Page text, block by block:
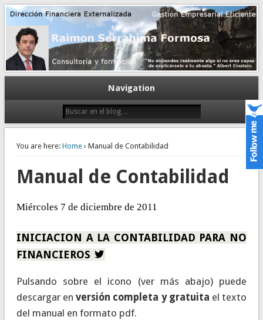
Dirección financiera de la PyME
Gestión empresarial eficiente. Dirección financiera externalizada.
Navigation
You are here: Home› Manual de Contabilidad
Manual de Contabilidad
Miércoles 7 de diciembre de 2011
INICIACION A LA CONTABILIDAD PARA NO
FINANCIEROS
Pulsando sobre el icono (ver más abajo) puede
descargar enversión completa y gratuita el texto
del manual en formato pdf.